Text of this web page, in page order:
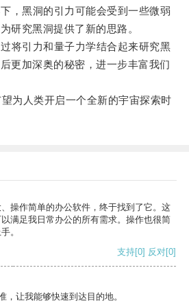
黑洞的引力可能会受到一些微弱
研究黑洞提供了新的思路。
引力和量子力学结合起来研究黑
更加深奥的秘密，进一步丰富我们
人类开启一个全新的宇宙探索时
操作简单的办公软件，终于找到了它。这
满足我日常办公的所有需求。操作也很简
。
支持[0] 反对[0]
，让我能够快速到达目的地。